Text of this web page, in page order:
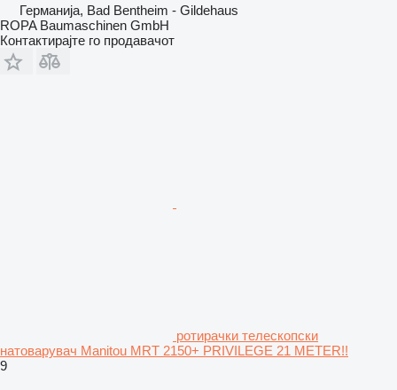
Германија, Bad Bentheim - Gildehaus
ROPA Baumaschinen GmbH
Контактирајте го продавачот
ротирачки телескопски
натоварувач Manitou MRT 2150+ PRIVILEGE 21 METER!!
9